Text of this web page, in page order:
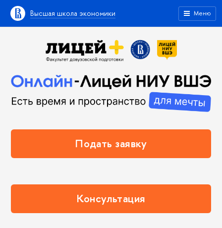
ысшая школа экономики Меню
Подать заявку
Консультация